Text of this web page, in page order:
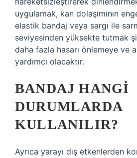
uygulamak, kan dolaşımının
elastik bandaj veya sargı ile
seviyesinden yüksekte tutmak
daha fazla hasarı önlemeye ve
yardımcı olacaktır.
BANDAJ HANGI
DURUMLARDA
KULLANILIR?
Ayrıca yarayı dış etkenlerden